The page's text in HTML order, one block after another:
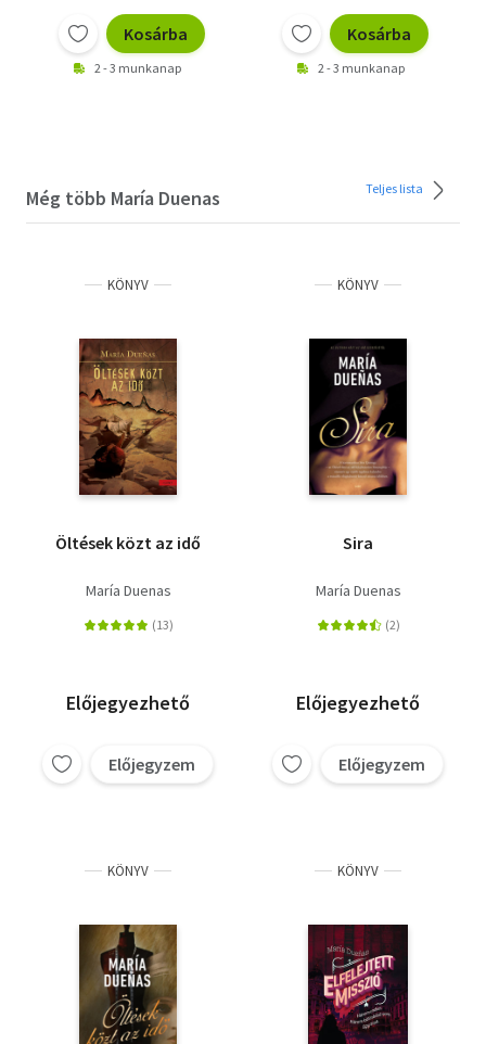
Kosárba
2 - 3 munkanap
Kosárba
2 - 3 munkanap
Még több María Duenas Teljes lista
KÖNYV
Öltések közt az idő
María Duenas
Előjegyezhető
Előjegyzem
KÖNYV
Sira
María Duenas
Előjegyezhető
Előjegyzem
KÖNYV KÖNYV